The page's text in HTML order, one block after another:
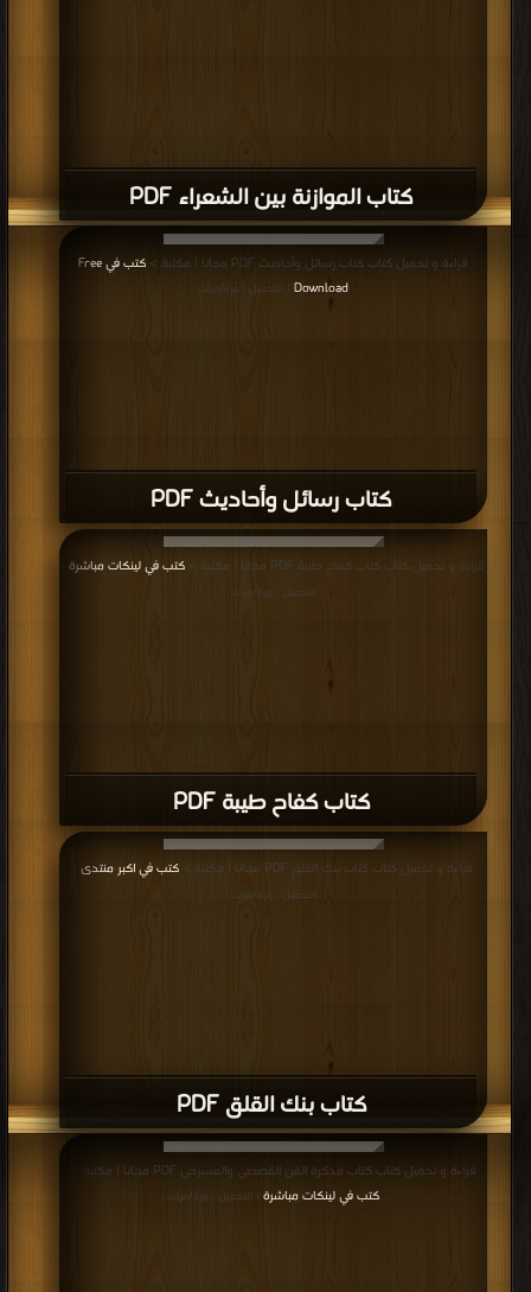
كتاب الموازنة بين الشعراء PDF
كتاب رسائل وأحاديث PDF
قراءة و تحميل كتاب كتاب رسائل وأحاديث PDF مجانا | مكتبة >
كتب في Free
Download | التحميل : مرة/مرات
كتاب كفاح طيبة PDF
قراءة و تحميل كتاب كتاب كفاح طيبة PDF مجانا | مكتبة > كتب في لينكات مباشرة
التحميل : مرة/مرات
كتاب بنك القلق PDF
قراءة و تحميل كتاب كتاب بنك القلق PDF مجانا | مكتبة > كتب في اكبر منتدى
التحميل : مرة/مرات
قراءة و تحميل كتاب كتاب مذكرة الفن القصصى والمسرحى PDF مجانا | مكتبة >
كتب في لينكات مباشرة | التحميل : مرة/مرات